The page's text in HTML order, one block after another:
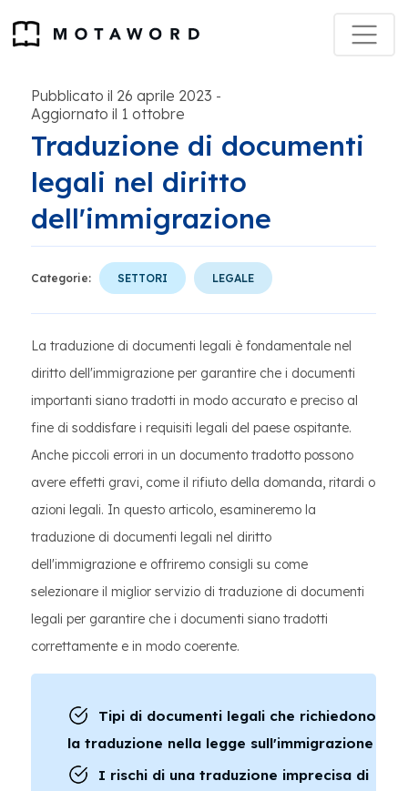
Pubblicato il 26 aprile 2023 -
Aggiornato il 1 ottobre
Traduzione di documenti
legali nel diritto
dell'immigrazione
Categorie: SETTORI LEGALE
La traduzione di documenti legali è fondamentale nel
diritto dell'immigrazione per garantire che i documenti
importanti siano tradotti in modo accurato e preciso al
fine di soddisfare i requisiti legali del paese ospitante.
Anche piccoli errori in un documento tradotto possono
avere effetti gravi, come il rifiuto della domanda, ritardi o
azioni legali. In questo articolo, esamineremo la
traduzione di documenti legali nel diritto
dell'immigrazione e offriremo consigli su come
selezionare il miglior servizio di traduzione di documenti
legali per garantire che i documenti siano tradotti
correttamente e in modo coerente.
Tipi di documenti legali che richiedono
la traduzione nella legge sull'immigrazione
I rischi di una traduzione imprecisa di